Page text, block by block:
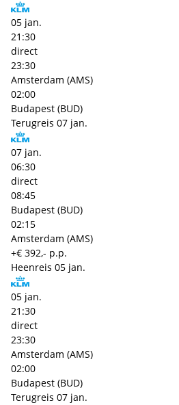
05 jan.
21:30
direct
23:30
Amsterdam (AMS)
02:00
Budapest (BUD)
Terugreis 07 jan.
07 jan.
06:30
direct
08:45
Budapest (BUD)
02:15
Amsterdam (AMS)
+€ 392,- p.p.
Heenreis 05 jan.
05 jan.
21:30
direct
23:30
Amsterdam (AMS)
02:00
Budapest (BUD)
Terugreis 07 jan.